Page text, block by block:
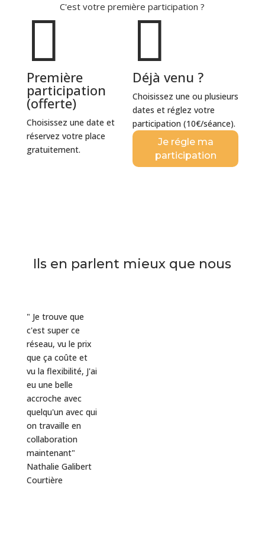
C'est votre première participation ?

Première
participation
(offerte)
Choisissez une date et
réservez votre place
gratuitement.

Déjà venu ?
Choisissez une ou plusieurs
dates et réglez votre
participation (10€/séance).
Je régle ma
participation
Ils en parlent mieux que nous
" Je trouve que
c'est super ce
réseau, vu le prix
que ça coûte et
vu la flexibilité, J'ai
eu une belle
accroche avec
quelqu'un avec qui
on travaille en
collaboration
maintenant"
Nathalie Galibert
Courtière